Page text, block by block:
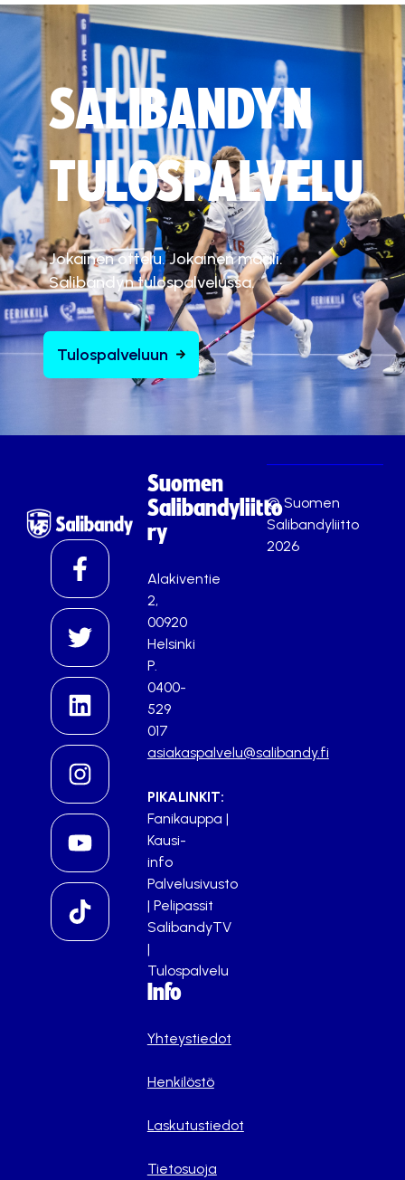
SALIBANDYN
TULOSPALVELU
Jokainen ottelu. Jokainen maali.
Salibandyn tulospalvelussa.
Tulospalveluun
Suomen
Salibandyliitto
ry
Alakiventie
2,
00920
Helsinki
P.
0400-
529
017
asiakaspalvelu@salibandy.fi
PIKALINKIT:
Fanikauppa |
Kausi-
info
Palvelusivusto
| Pelipassit
SalibandyTV
|
Tulospalvelu
Info
Yhteystiedot
Henkilöstö
Laskutustiedot
Tietosuoja
© Suomen
Salibandyliitto
2026